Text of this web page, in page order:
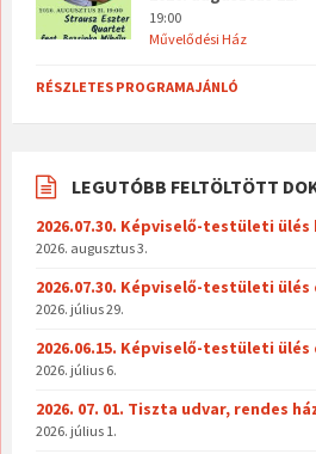
19:00
Művelődési Ház
RÉSZLETES PROGRAMAJÁNLÓ
LEGUTÓBB FELTÖLTÖTT
2026.07.30. Képviselő-testületi
2026. augusztus 3.
2026.07.30. Képviselő-testületi
2026. július 29.
2026.06.15. Képviselő-testületi
2026. július 6.
2026. 07. 01. Tiszta udvar, rendes
2026. július 1.